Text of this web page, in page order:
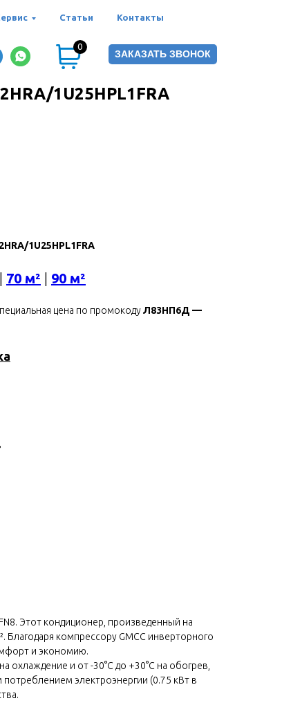
Статьи Контакты
ЗАКАЗАТЬ ЗВОНОК
0
1U25HPL1FRA
1U25HPL1FRA
70 м² 90 м²
цена по промокодуЛ83НП6Д —
Этот кондиционер, произведенный на
компрессору GMCC инверторного
и экономию.
охлаждение и от -30°C до +30°C на обогрев,
электроэнергии (0.75 кВт в